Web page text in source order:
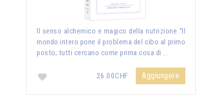
Il senso alchemico e magico della nutrizione “Il
mondo intero pone il problema del cibo al primo
posto; tutti cercano come prima cosa di …
26.00CHF Aggiungere